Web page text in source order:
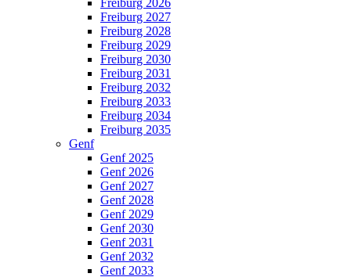
Freiburg 2026
Freiburg 2027
Freiburg 2028
Freiburg 2029
Freiburg 2030
Freiburg 2031
Freiburg 2032
Freiburg 2033
Freiburg 2034
Freiburg 2035
Genf
Genf 2025
Genf 2026
Genf 2027
Genf 2028
Genf 2029
Genf 2030
Genf 2031
Genf 2032
Genf 2033